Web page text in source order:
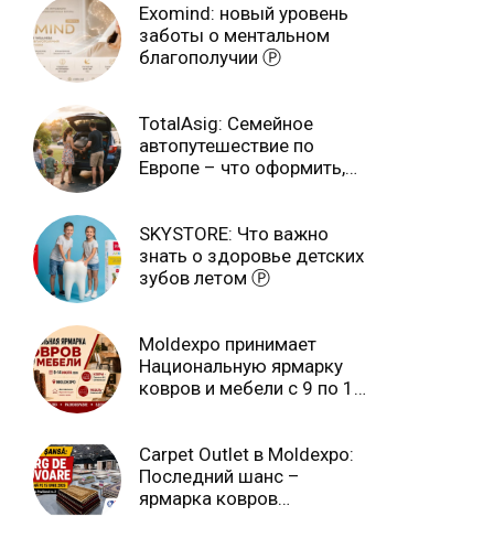
Exomind: новый уровень
заботы о ментальном
благополучии Ⓟ
TotalAsig: Семейное
автопутешествие по
Европе – что оформить,
SKYSTORE: Что важно
знать о здоровье детских
зубов летом Ⓟ
Moldexpo принимает
Национальную ярмарку
ковров и мебели с 9 по 14
Carpet Outlet в Moldexpo:
Последний шанс –
ярмарка ковров